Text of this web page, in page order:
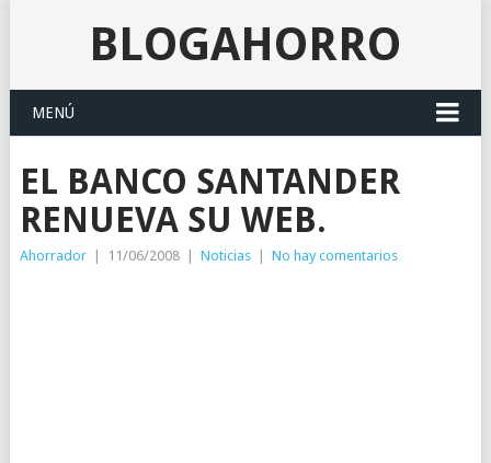
BLOGAHORRO
MENÚ
EL BANCO SANTANDER
RENUEVA SU WEB.
Ahorrador 11/06/2008 Noticias No hay comentarios